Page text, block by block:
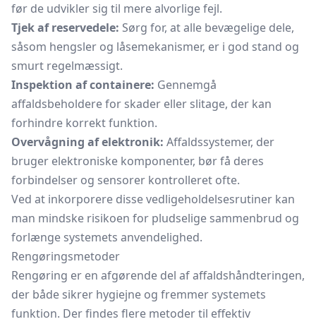
før de udvikler sig til mere alvorlige fejl.
Tjek af reservedele: Sørg for, at alle bevægelige dele,
såsom hengsler og låsemekanismer, er i god stand og
smurt regelmæssigt.
Inspektion af containere: Gennemgå
affaldsbeholdere for skader eller slitage, der kan
forhindre korrekt funktion.
Overvågning af elektronik: Affaldssystemer, der
bruger elektroniske komponenter, bør få deres
forbindelser og sensorer kontrolleret ofte.
Ved at inkorporere disse vedligeholdelsesrutiner kan
man mindske risikoen for pludselige sammenbrud og
forlænge systemets anvendelighed.
Rengøringsmetoder
Rengøring er en afgørende del af affaldshåndteringen,
der både sikrer hygiejne og fremmer systemets
funktion. Der findes flere metoder til effektiv